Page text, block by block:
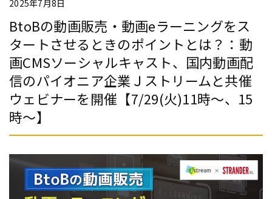
2025年7月8日
BtoBの動画販売・動画eラーニングをス
タートさせるときのポイントとは？：動
画CMSソーシャルキャスト、国内動画配
信のパイオニア企業Ｊストリームと共催
ウェビナーを開催【7/29(火)11時～、15
時～】